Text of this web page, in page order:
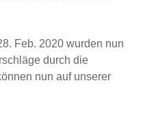
Feb. 2020 wurden nun
durch die
nun auf unserer